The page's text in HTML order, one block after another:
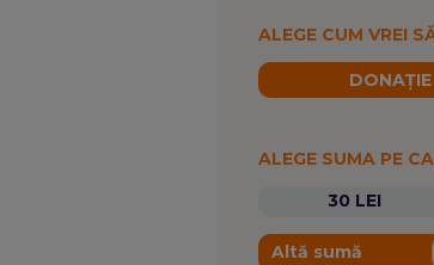
ALEGE CUM VREI
ALEGE SUMA PE
30 LEI
Altă sumă